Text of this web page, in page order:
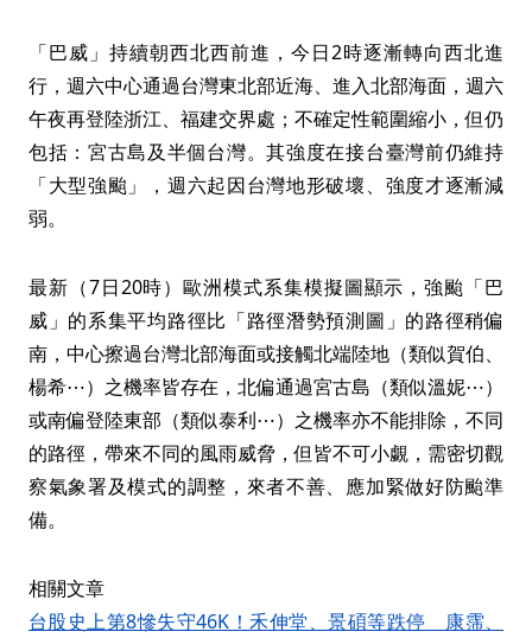
「巴威」持續朝西北西前進，今日2時逐漸轉向西北進
行，週六中心通過台灣東北部近海、進入北部海面，週六
午夜再登陸浙江、福建交界處；不確定性範圍縮小，但仍
包括：宮古島及半個台灣。其強度在接台臺灣前仍維持
「大型強颱」，週六起因台灣地形破壞、強度才逐漸減
弱。
最新（7日20時）歐洲模式系集模擬圖顯示，強颱「巴
威」的系集平均路徑比「路徑潛勢預測圖」的路徑稍偏
南，中心擦過台灣北部海面或接觸北端陸地（類似賀伯、
楊希⋯）之機率皆存在，北偏通過宮古島（類似溫妮⋯）
或南偏登陸東部（類似泰利⋯）之機率亦不能排除，不同
的路徑，帶來不同的風雨威脅，但皆不可小覷，需密切觀
察氣象署及模式的調整，來者不善、應加緊做好防颱準
備。
相關文章
台股史上第8慘失守46K！禾伸堂、景碩等跌停 康霈、